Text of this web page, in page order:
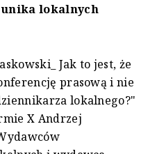
lokalnych
Jak to jest, że
prasową i nie
lokalnego?"
X Andrzej